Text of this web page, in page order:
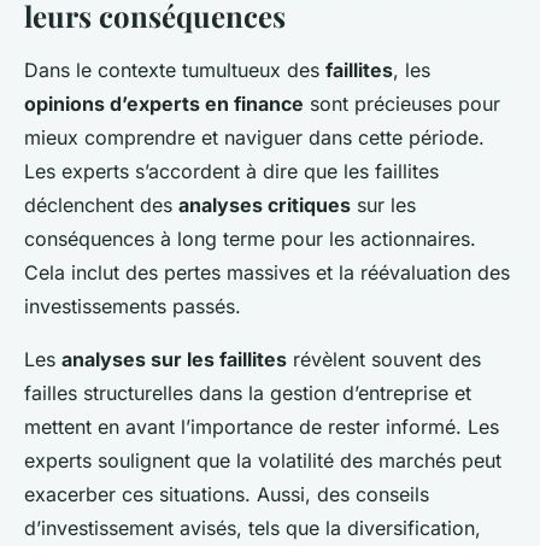
leurs conséquences
Dans le contexte tumultueux des faillites, les
opinions d’experts en finance sont précieuses pour
mieux comprendre et naviguer dans cette période.
Les experts s’accordent à dire que les faillites
déclenchent des analyses critiques sur les
conséquences à long terme pour les actionnaires.
Cela inclut des pertes massives et la réévaluation des
investissements passés.
Les analyses sur les faillites révèlent souvent des
failles structurelles dans la gestion d’entreprise et
mettent en avant l’importance de rester informé. Les
experts soulignent que la volatilité des marchés peut
exacerber ces situations. Aussi, des conseils
d’investissement avisés, tels que la diversification,